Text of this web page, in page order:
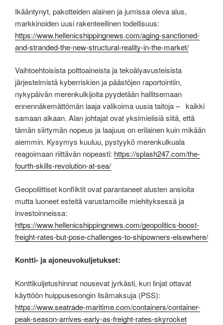
Ikääntynyt, pakotteiden alainen ja jumissa oleva alus,
markkinoiden uusi rakenteellinen todellisuus:
https://www.hellenicshippingnews.com/aging-sanctioned-
and-stranded-the-new-structural-reality-in-the-market/
Vaihtoehtoisista polttoaineista ja tekoälyavusteisista
järjestelmistä kyberriskien ja päästöjen raportointiin,
nykypäivän merenkulkijoita pyydetään hallitsemaan
ennennäkemättömän laaja valikoima uusia taitoja – kaikki
samaan aikaan. Alan johtajat ovat yksimielisiä siitä, että
tämän siirtymän nopeus ja laajuus on erilainen kuin mikään
aiemmin. Kysymys kuuluu, pystyykö merenkulkuala
reagoimaan riittävän nopeasti: https://splash247.com/the-
fourth-skills-revolution-at-sea/
Geopoliittiset konfliktit ovat parantaneet alusten ansioita
mutta luoneet esteitä varustamoille miehityksessä ja
investoinneissa:
https://www.hellenicshippingnews.com/geopolitics-boost-
freight-rates-but-pose-challenges-to-shipowners-elsewhere/
Kontti- ja ajoneuvokuljetukset:
Konttikuljetushinnat nousevat jyrkästi, kun linjat ottavat
käyttöön huippusesongin lisämaksuja (PSS):
https://www.seatrade-maritime.com/containers/container-
peak-season-arrives-early-as-freight-rates-skyrocket